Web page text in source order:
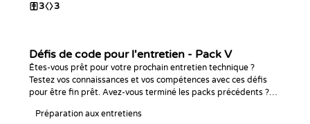
3 3
Défis de code pour l'entretien - Pack V
Êtes-vous prêt pour votre prochain entretien technique ?
Testez vos connaissances et vos compétences avec ces défis
pour être fin prêt. Avez-vous terminé les packs précédents ?
Préparation aux entretiens